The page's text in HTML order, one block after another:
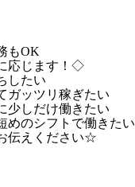
もOK
応じます！◇
したい
ガッツリ稼ぎたい
少しだけ働きたい
めのシフトで働きたい
伝えください☆